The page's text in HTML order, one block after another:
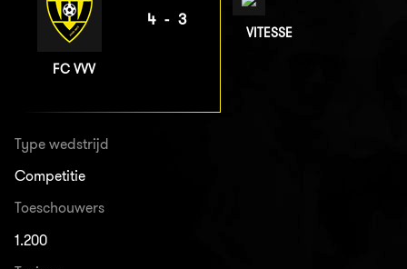
FC VVV
4-3
VITESSE
Type wedstrijd
Competitie
Toeschouwers
1.200